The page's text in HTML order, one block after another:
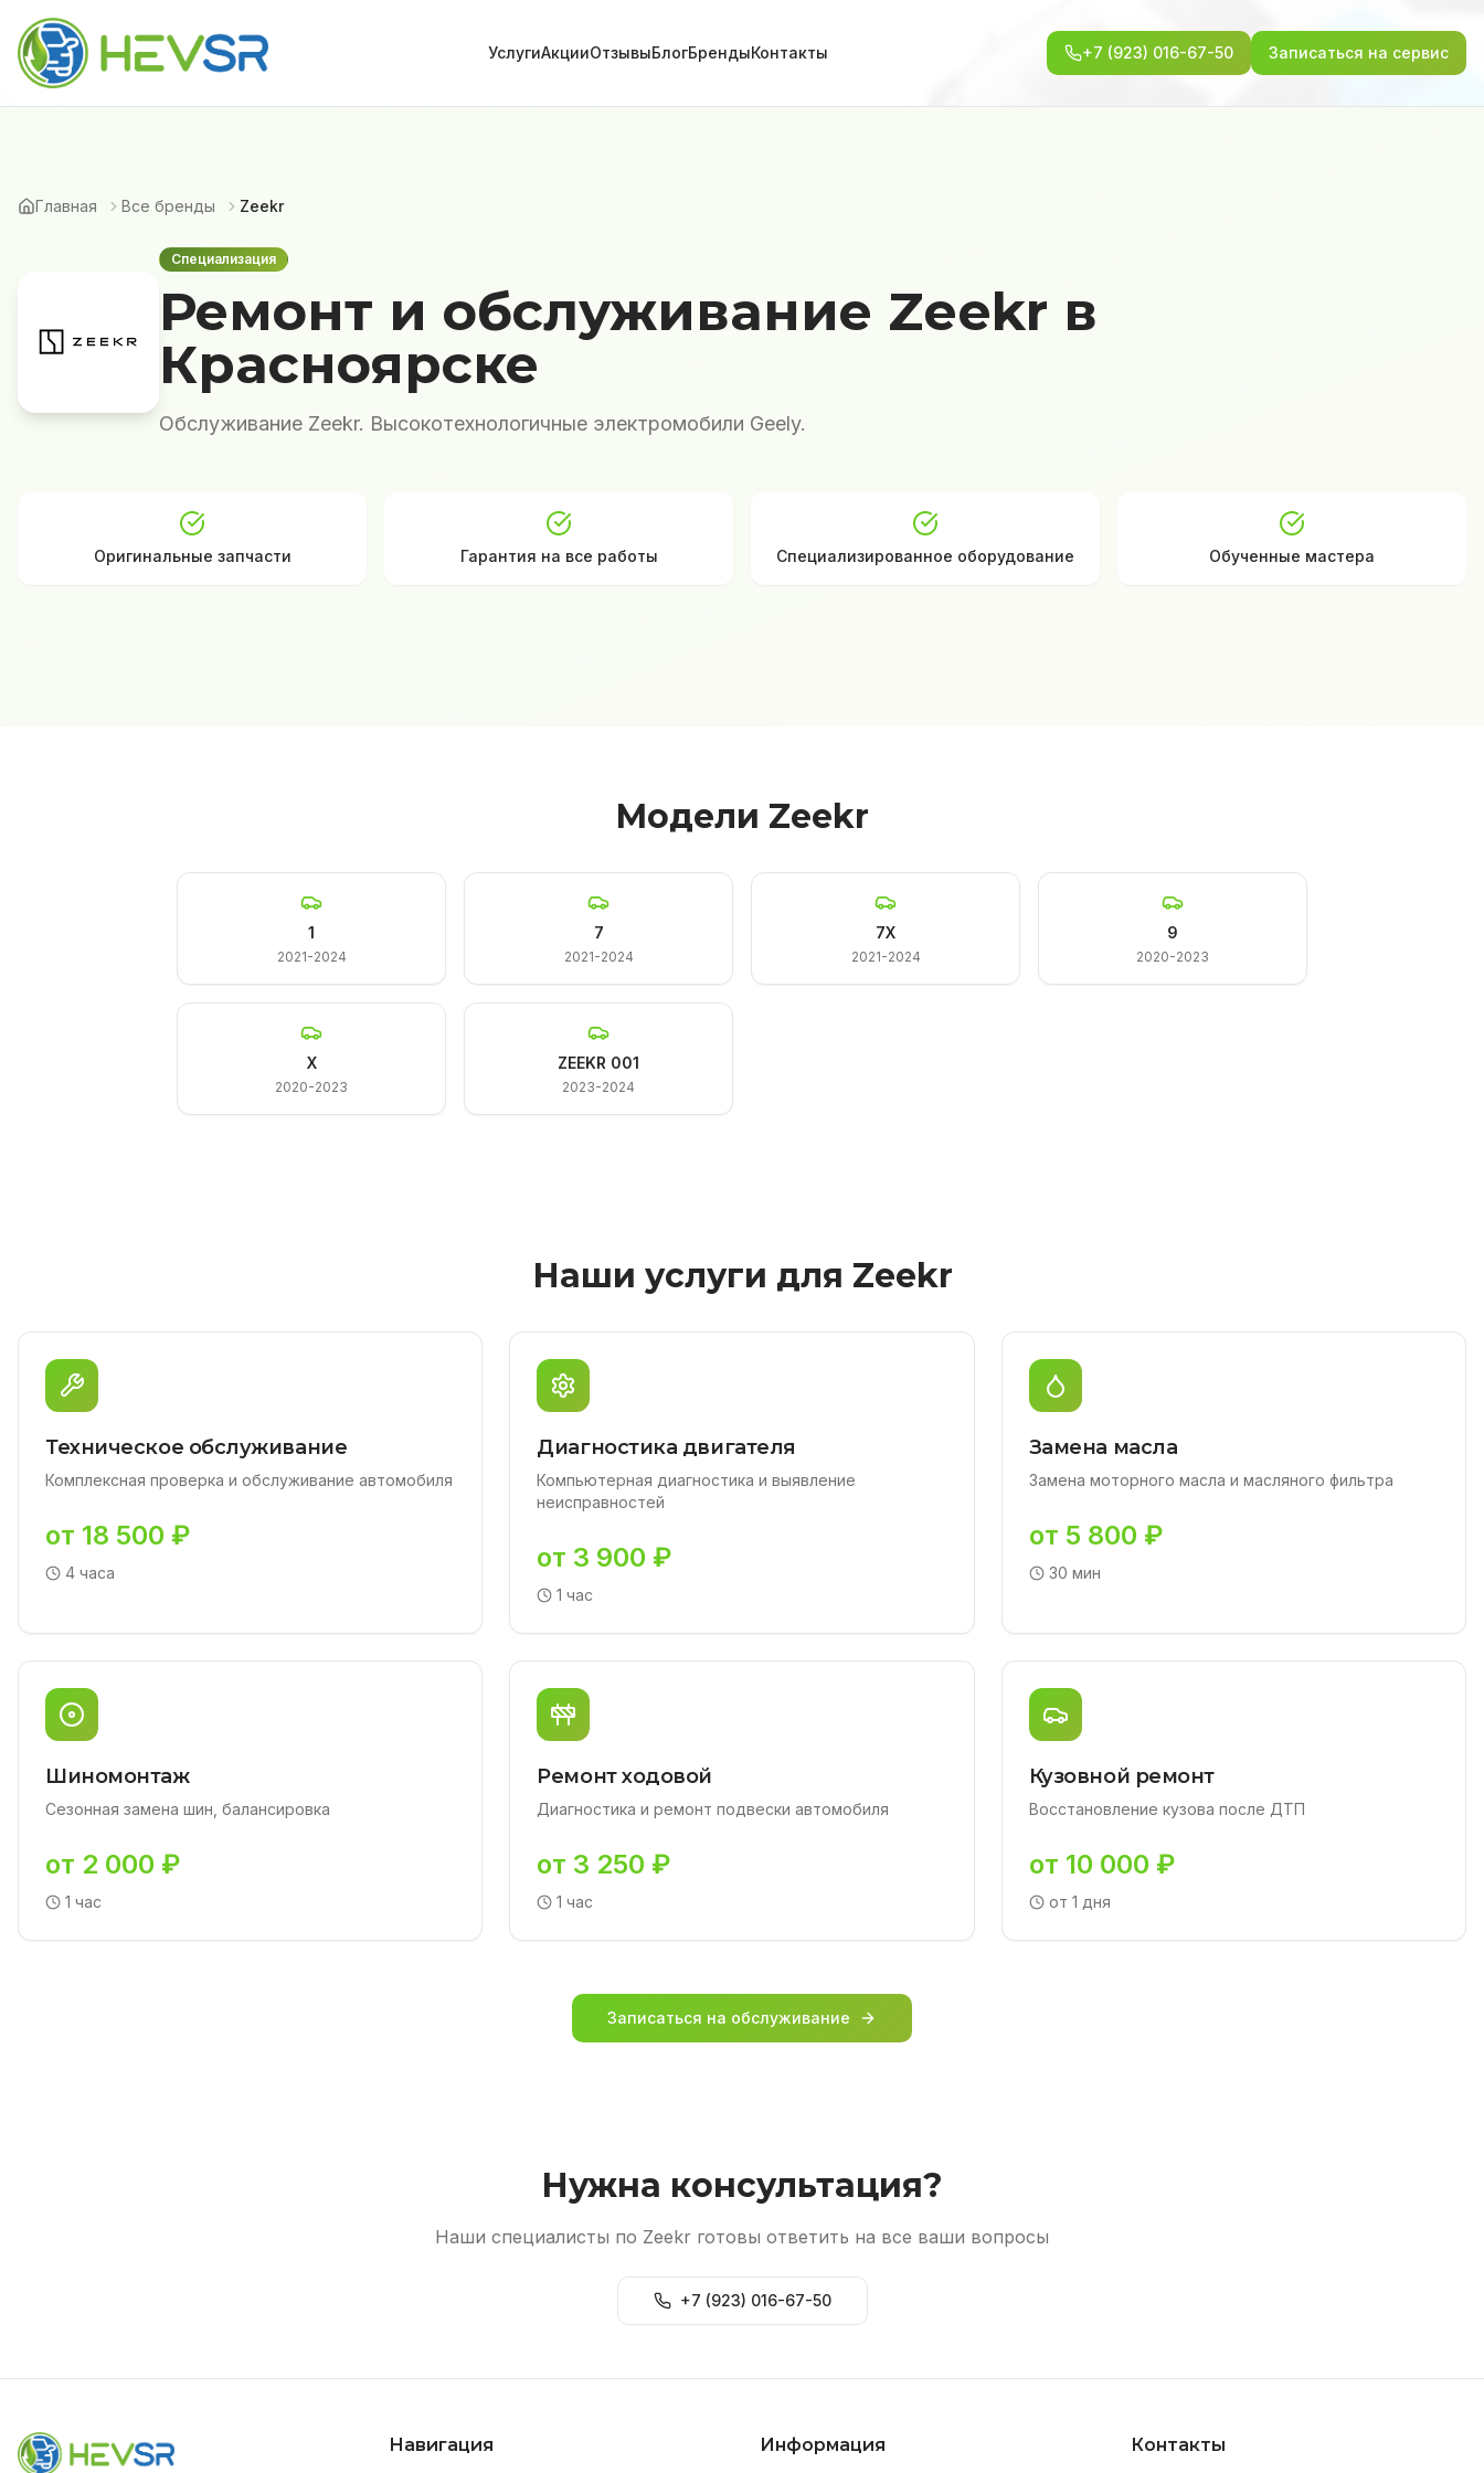
УслугиАкцииОтзывыБлогБрендыКонтакты +7 (923) 016-67-50 Записаться на сервис
Главная Все бренды Zeekr
Специализация
Ремонт и обслуживание Zeekr в
Красноярске
Обслуживание Zeekr. Высокотехнологичные электромобили Geely.
Оригинальные запчасти Гарантия на все работы Специализированное оборудование Обученные мастера
Модели Zeekr
1
2021-2024
7
2021-2024
7X
2021-2024
9
2020-2023
X
2020-2023
ZEEKR 001
2023-2024
Наши услуги для Zeekr
Техническое обслуживание
Комплексная проверка и обслуживание автомобиля
от 18 500 ₽
4 часа
Диагностика двигателя
Компьютерная диагностика и выявление
неисправностей
от 3 900 ₽
1 час
Замена масла
Замена моторного масла и масляного фильтра
от 5 800 ₽
30 мин
Шиномонтаж
Сезонная замена шин, балансировка
от 2 000 ₽
1 час
Ремонт ходовой
Диагностика и ремонт подвески автомобиля
от 3 250 ₽
1 час
Кузовной ремонт
Восстановление кузова после ДТП
от 10 000 ₽
от 1 дня
Записаться на обслуживание
Нужна консультация?
Наши специалисты по Zeekr готовы ответить на все ваши вопросы
+7 (923) 016-67-50
Навигация Информация Контакты